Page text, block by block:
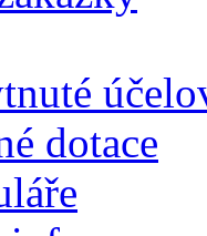
dotace